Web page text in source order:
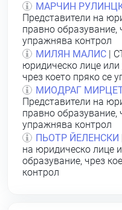
МАРЧИН
Представители на
правно образувание,
упражнява контрол
МИЛЯН МАЛИС |
юридическо лице
чрез което пряко се
МИОДРАГ
Представители на
правно образувание,
упражнява контрол
ПЬОТР ЙЕЛЕНСКИ
на юридическо лице
образувание, чрез
контрол